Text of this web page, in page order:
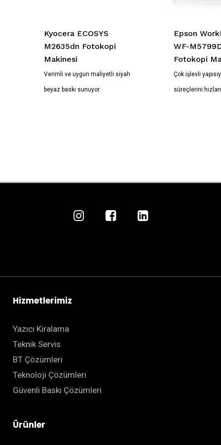
Kyocera ECOSYS
M2635dn Fotokopi
Makinesi
Verimli ve uygun maliyetli siyah
beyaz baskı sunuyor.
Epson
WF-
Fotokopi
Çok işlevli
süreçlerini
Hizmetlerimiz
Yazıcı Kiralama
Teknik Servis
BT Çözümleri
Teknoloji Çözümleri
Güvenli Baskı Çözümleri
Ürünler